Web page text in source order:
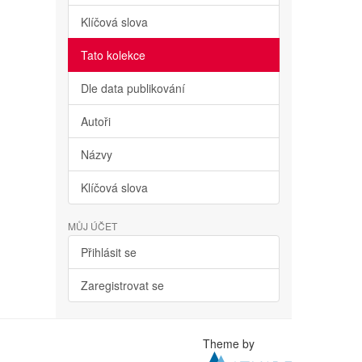
Klíčová slova
Tato kolekce
Dle data publikování
Autoři
Názvy
Klíčová slova
MŮJ ÚČET
Přihlásit se
Zaregistrovat se
Theme by